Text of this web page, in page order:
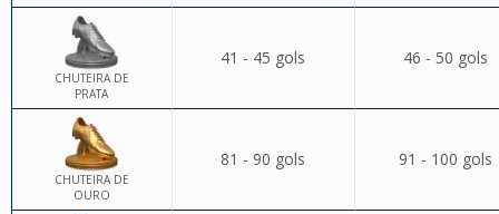
CHUTEIRA DE
PRATA
41 - 45 gols 46 - 50 gols
CHUTEIRA DE
OURO
81 - 90 gols 91 - 100 gols